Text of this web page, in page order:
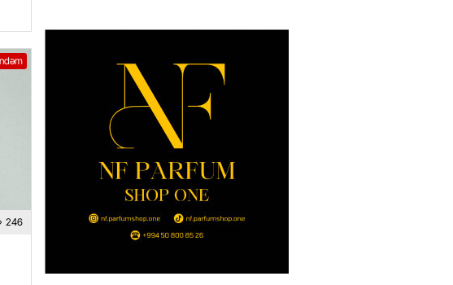
246
Türkiyə, Səudiyyə Ərəbistanı və
Pakistan arasında Məkkə müdafiə
sazişi imzalanıb
Tramp Ukraynaya bu silahı verməkdən
imtina etdi: ABŞ-ın özünün bu raketlərə
07.08.2026- 15:00 155